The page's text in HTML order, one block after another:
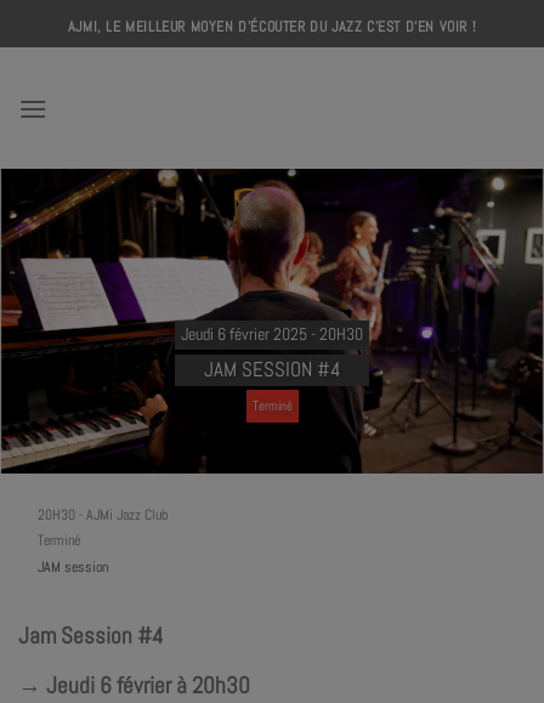
to
AJMI, LE MEILLEUR MOYEN D'ÉCOUTER DU JAZZ C'EST D'EN VOIR !
Jeudi 6 février 2025 - 20H30
JAM SESSION #4
Terminé
20H30 - AJMi Jazz Club
Terminé
JAM session
Jam Session #4
→ Jeudi 6 février à 20h30